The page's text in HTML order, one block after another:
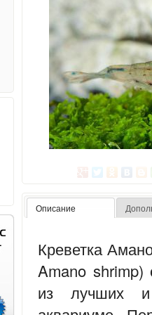
Описание
Креветка
Amano shrimp)
из лучших